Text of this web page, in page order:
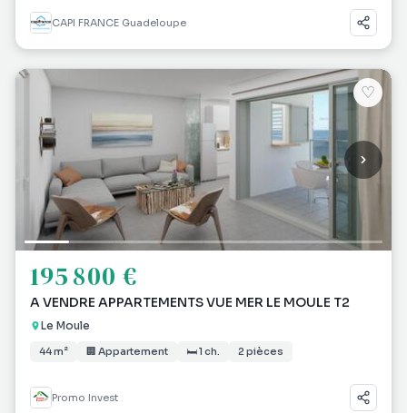
CAPI FRANCE Guadeloupe
♡
195 800 €
A VENDRE APPARTEMENTS VUE MER LE MOULE T2
Le Moule
44 m² 🏢 Appartement 🛏 1 ch. 2 pièces
Promo Invest